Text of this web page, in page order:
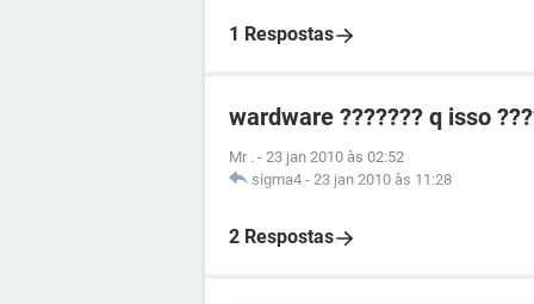
1 Respostas
wardware ??????? q isso
Mr . - 23 jan 2010 às 02:52
sigma4 - 23 jan 2010 às 11:28
2 Respostas